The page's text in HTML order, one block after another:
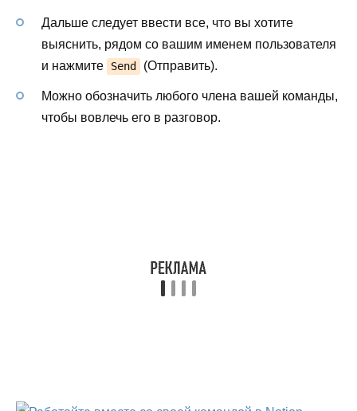
Дальше следует ввести все, что вы хотите
выяснить, рядом со вашим именем пользователя
и нажмите
Send (Отправить).
Можно обозначить любого члена вашей команды,
чтобы вовлечь его в разговор.